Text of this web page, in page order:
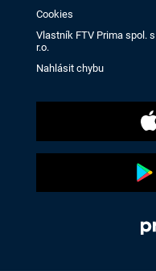
Cookies
Vlastník FTV Prima spol. s
r.o.
Nahlásit chybu